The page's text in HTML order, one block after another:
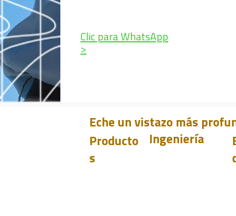
Clic para WhatsApp
>
Eche un vistazo más
Producto
s
Ingeniería